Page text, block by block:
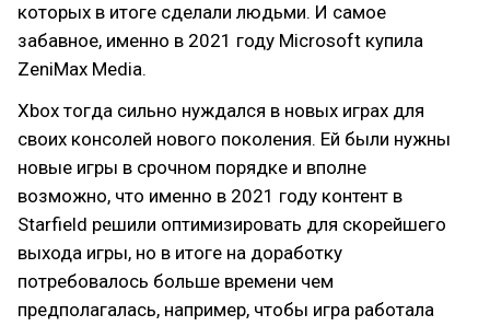
которых в итоге сделали людьми. И самое
забавное, именно в 2021 году Microsoft купила
ZeniMax Media.
Xbox тогда сильно нуждался в новых играх для
своих консолей нового поколения. Ей были нужны
новые игры в срочном порядке и вполне
возможно, что именно в 2021 году контент в
Starfield решили оптимизировать для скорейшего
выхода игры, но в итоге на доработку
потребовалось больше времени чем
предполагалась, например, чтобы игра работала